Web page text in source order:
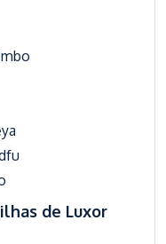
de Luxor